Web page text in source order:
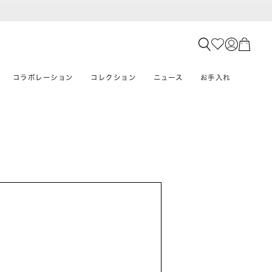
コラボレーション コレクション ニュース お手入れ